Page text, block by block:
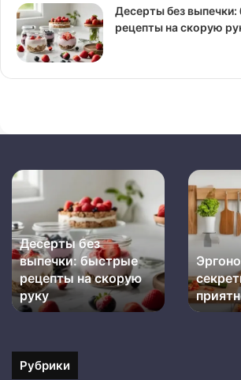
Десерты без
рецепты на скорую
Десерты
выпечки:
быстрые
рецепты
на
скорую
руку
Десерты без
выпечки: быстрые
рецепты на скорую
руку
кухни:
секреты
быстрой
приятной
готовки
Рубрики